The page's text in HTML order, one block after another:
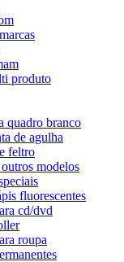
produto
quadro branco
de agulha
feltro
modelos
fluorescentes
cd/dvd
roupa